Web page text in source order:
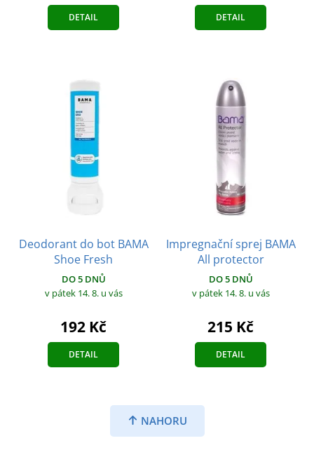
DETAIL DETAIL
Deodorant do bot BAMA
Shoe Fresh
DO 5 DNŮ
v pátek 14. 8. u vás
192 Kč
DETAIL
Impregnační sprej BAMA
All protector
DO 5 DNŮ
v pátek 14. 8. u vás
215 Kč
DETAIL
NAHORU